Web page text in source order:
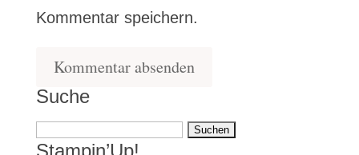
Kommentar speichern.
Suche
Suchen
Stampin’Up!